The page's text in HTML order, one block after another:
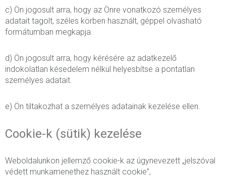
c) Ön jogosult arra, hogy az Önre vonatkozó személyes
adatait tagolt, széles körben használt, géppel olvasható
formátumban megkapja.
d) Ön jogosult arra, hogy kérésére az adatkezelő
indokolatlan késedelem nélkül helyesbítse a pontatlan
személyes adatait.
e) Ön tiltakozhat a személyes adatainak kezelése ellen.
Cookie-k (sütik) kezelése
Weboldalunkon jellemző cookie-k az úgynevezett „jelszóval
védett munkamenethez használt cookie”,